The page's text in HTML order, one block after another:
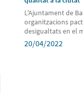
L'Ajuntament de
organitzacions
desigualtats en el
20/04/2022